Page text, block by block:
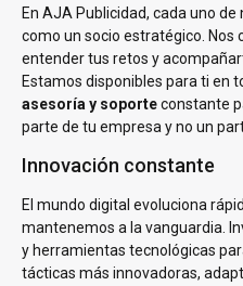
En AJA Publicidad, cada uno
como un socio estratégico.
entender tus retos y
Estamos disponibles para ti en
asesoría y soporteconstante
parte de tu empresa y no un
Innovación constante
El mundo digital evoluciona
mantenemos a la vanguardia.
y herramientas tecnológicas
tácticas más innovadoras,